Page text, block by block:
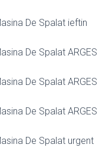
De Spalat ieftin
De Spalat ARGES
De Spalat ARGES
De Spalat ARGES
De Spalat urgent